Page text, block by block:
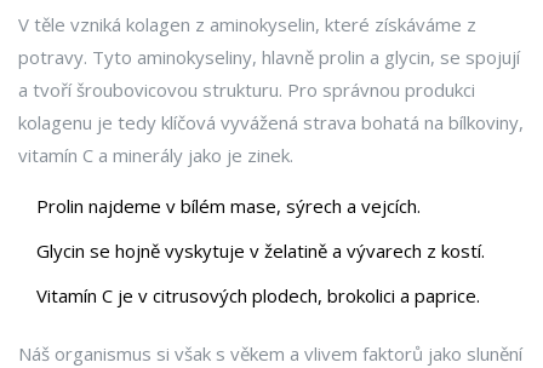
V těle vzniká kolagen z aminokyselin, které získáváme z
potravy. Tyto aminokyseliny, hlavně prolin a glycin, se spojují
a tvoří šroubovicovou strukturu. Pro správnou produkci
kolagenu je tedy klíčová vyvážená strava bohatá na bílkoviny,
vitamín C a minerály jako je zinek.
Prolin najdeme v bílém mase, sýrech a vejcích.
Glycin se hojně vyskytuje v želatině a vývarech z kostí.
Vitamín C je v citrusových plodech, brokolici a paprice.
Náš organismus si však s věkem a vlivem faktorů jako slunění